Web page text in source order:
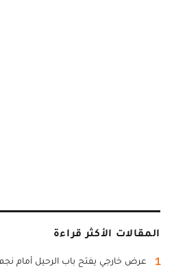
المقالات الأكثر قراءة
1 عرض خارجي يفتح باب الرحيل أمام نجم